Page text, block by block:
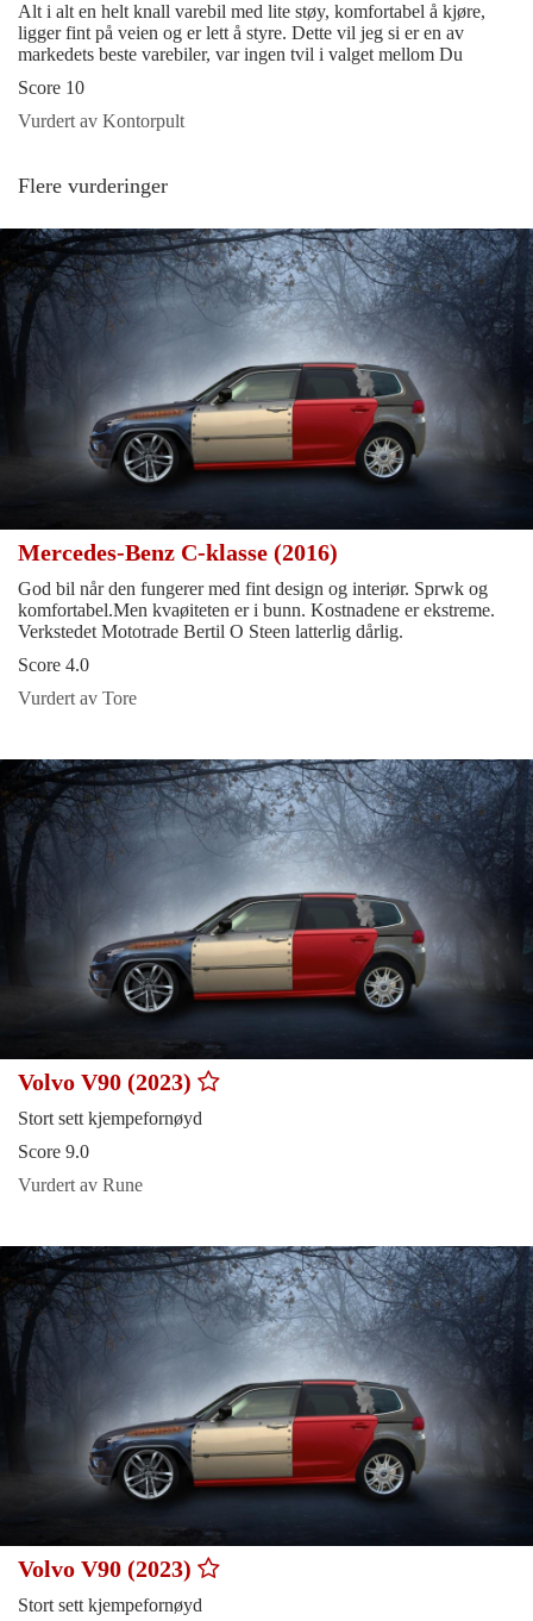
Alt i alt en helt knall varebil med lite støy, komfortabel å kjøre,
ligger fint på veien og er lett å styre. Dette vil jeg si er en av
markedets beste varebiler, var ingen tvil i valget mellom Du
Score 10
Vurdert av Kontorpult
Flere vurderinger
Mercedes-Benz C-klasse (2016)
God bil når den fungerer med fint design og interiør. Sprwk og
komfortabel.Men kvaøiteten er i bunn. Kostnadene er ekstreme.
Verkstedet Mototrade Bertil O Steen latterlig dårlig.
Score 4.0
Vurdert av Tore
Volvo V90 (2023)
Stort sett kjempefornøyd
Score 9.0
Vurdert av Rune
Volvo V90 (2023)
Stort sett kjempefornøyd